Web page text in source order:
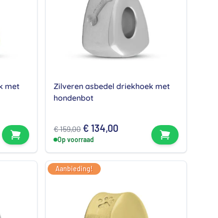
met
Bekijk product
Zilveren asbedel driekhoek met
hondenbot
€159,00 Oorspronkelijke
prijs
was:
€ 159,00.
€ 134,00Huidige
is:
Op voorraad
Bekijk
Aanbieding!